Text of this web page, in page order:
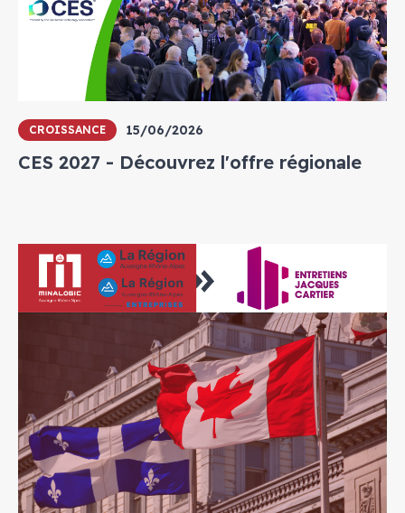
CROISSANCE 15/06/2026
CES 2027 - Découvrez l'offre régionale